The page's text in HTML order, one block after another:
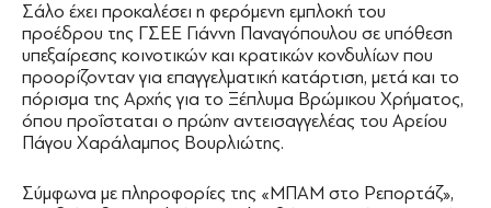
Σάλο έχει προκαλέσει η φερόμενη εμπλοκή του
προέδρου της ΓΣΕΕ Γιάννη Παναγόπουλου σε υπόθεση
υπεξαίρεσης κοινοτικών και κρατικών κονδυλίων που
προορίζονταν για επαγγελματική κατάρτιση, μετά και το
πόρισμα της Αρχής για το Ξέπλυμα Βρώμικου Χρήματος,
όπου προΐσταται ο πρώην αντεισαγγελέας του Αρείου
Πάγου Χαράλαμπος Βουρλιώτης.
Σύμφωνα με πληροφορίες της «ΜΠΑΜ στο Ρεπορτάζ»,